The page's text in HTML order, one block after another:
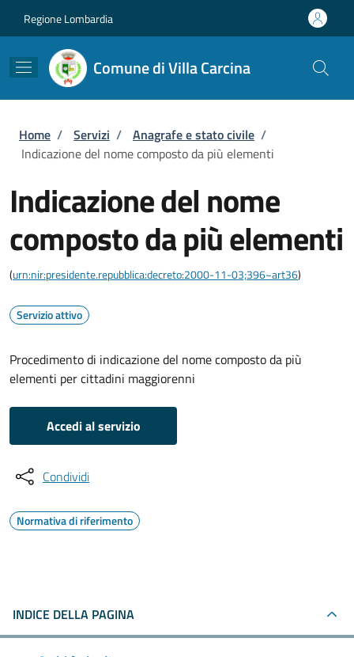
Regione Lombardia
Comune di Villa Carcina
Briciole di pane
Home / Servizi / Anagrafe e stato civile /
Indicazione del nome composto da più elementi
Indicazione del nome
composto da più elementi
(urn:nir:presidente.repubblica:decreto:2000-11-03;396~art36)
Servizio attivo
Procedimento di indicazione del nome composto da più
elementi per cittadini maggiorenni
Accedi al servizio
Condividi
Normativa di riferimento
INDICE DELLA PAGINA